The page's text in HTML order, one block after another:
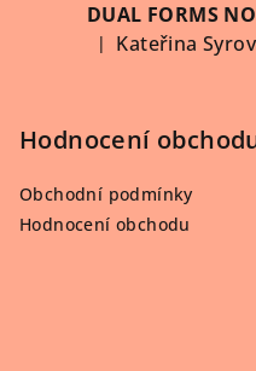
Hodnocení
| Kateřina
Hodnocení
Obchodní podmínky
Hodnocení obchodu